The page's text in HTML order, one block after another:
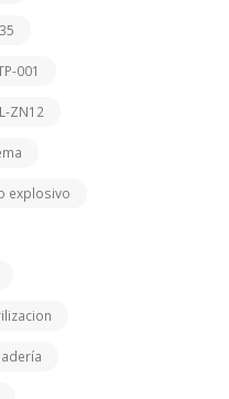
001
ZN12
explosivo